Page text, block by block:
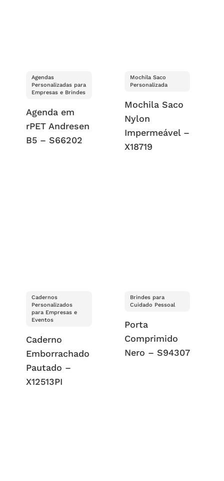
Agendas
Personalizadas para
Empresas e Brindes
Agenda em
rPET Andresen
B5 – S66202
Mochila Saco
Personalizada
Mochila Saco
Nylon
Impermeável –
X18719
Cadernos
Personalizados
para Empresas e
Eventos
Caderno
Emborrachado
Pautado –
X12513PI
Brindes para
Cuidado Pessoal
Porta
Comprimido
Nero – S94307